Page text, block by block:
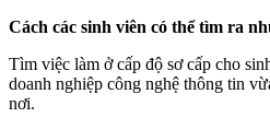
Cách các sinh viên có thể tìm ra
Tìm việc làm ở cấp độ sơ cấp cho
doanh nghiệp công nghệ thông tin
nơi.